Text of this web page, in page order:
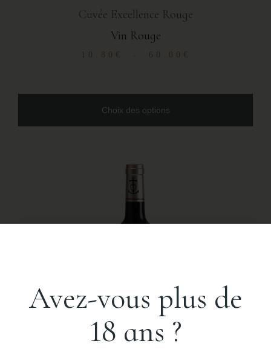
Cuvée Excellence Rouge
Vin Rouge
10.80 € 60.00 €
Choix des options
Avez-vous plus de
18 ans ?